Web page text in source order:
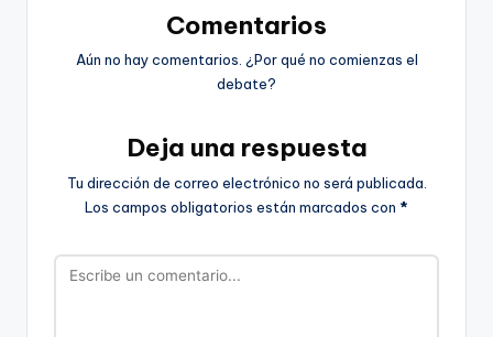
Comentarios
Aún no hay comentarios. ¿Por qué no comienzas el
debate?
Deja una respuesta
Tu dirección de correo electrónico no será publicada.
Los campos obligatorios están marcados con *